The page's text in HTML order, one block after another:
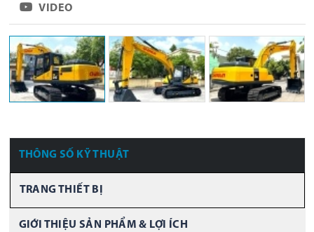
VIDEO
THÔNG SỐ KỸ THUẬT
TRANG THIẾT BỊ
GIỚI THIỆU SẢN PHẨM & LỢI ÍCH